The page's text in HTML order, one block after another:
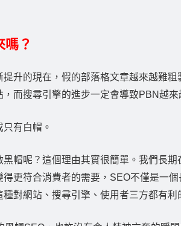
嗎？
升的現在，假的部落格文章越來越難
而搜尋引擎的進步一定會導致PBN越來
有白帽。
帽呢？這個理由其實很簡單。我們長
得更符合消費者的需要，SEO不僅是一
對網站、搜尋引擎、使用者三方都有利